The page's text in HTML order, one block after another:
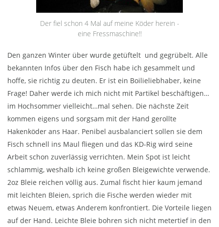
Der fiel schon 4 Mal auf meine Köder herein -
eine Fressmaschine!!
Den ganzen Winter über wurde getüftelt und gegrübelt. Alle
bekannten Infos über den Fisch habe ich gesammelt und
hoffe, sie richtig zu deuten. Er ist ein Boilieliebhaber, keine
Frage! Daher werde ich mich nicht mit Partikel beschäftigen…
im Hochsommer vielleicht…mal sehen. Die nächste Zeit
kommen eigens und sorgsam mit der Hand gerollte
Hakenköder ans Haar. Penibel ausbalanciert sollen sie dem
Fisch schnell ins Maul fliegen und das KD-Rig wird seine
Arbeit schon zuverlässig verrichten. Mein Spot ist leicht
schlammig, weshalb ich keine großen Bleigewichte verwende.
2oz Bleie reichen völlig aus. Zumal fischt hier kaum jemand
mit leichten Bleien, sprich die Fische werden wieder mit
etwas Neuem, etwas Anderem konfrontiert. Die Vorteile liegen
auf der Hand. Leichte Bleie bohren sich nicht metertief in den